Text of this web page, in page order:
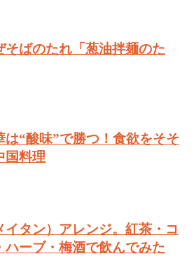
そばのたれ「葱油拌麺のた
は“酸味”で勝つ！食欲をそそ
国料理
タン）アレンジ。紅茶・コ
ハーブ・梅酒で飲んでみた